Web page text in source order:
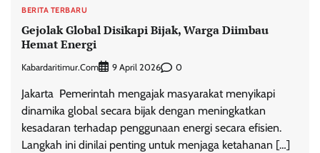
BERITA TERBARU
Gejolak Global Disikapi Bijak, Warga Diimbau
Hemat Energi
Kabardaritimur.com 9 April 2026 0
Jakarta  Pemerintah mengajak masyarakat menyikapi
dinamika global secara bijak dengan meningkatkan
kesadaran terhadap penggunaan energi secara efisien.
Langkah ini dinilai penting untuk menjaga ketahanan […]